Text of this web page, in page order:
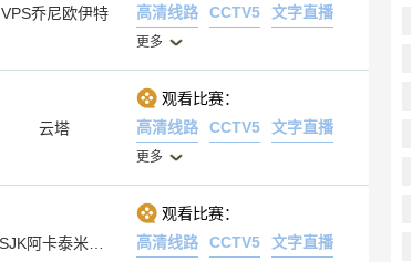
VPS乔尼欧伊特
高清线路
CCTV5 文字直播
更多
云塔
观看比赛：
高清线路
CCTV5 文字直播
更多
观看比赛：
高清线路
CCTV5 文字直播